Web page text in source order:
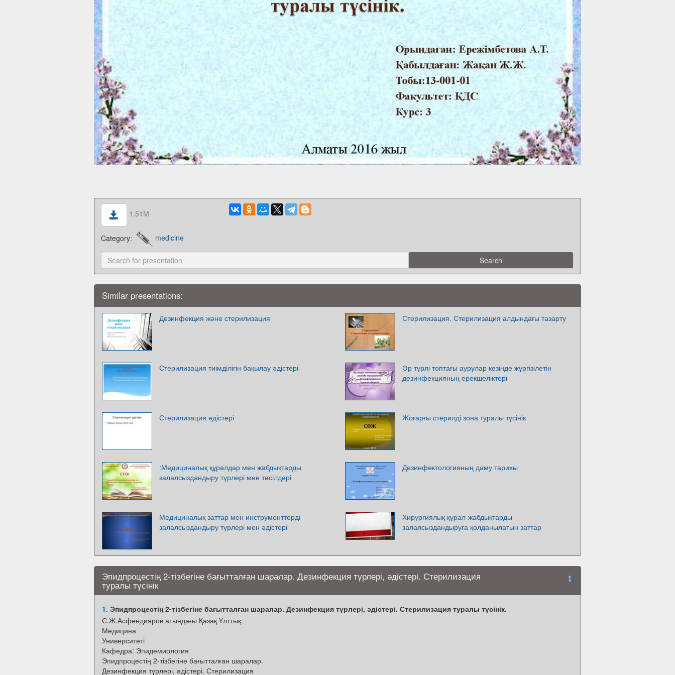
1.51M
Category: medicine
Similar presentations:
Дезинфекция және стерилизация Стерилизация. Стерилизация алдындағы тазарту
Стерилизация тиімділігін бақылау әдістері
Әр түрлі топтағы аурулар кезінде жүргізілетін
дезинфекцияның ерекшеліктері
Стерилизация әдістері Жоғарғы стерилді зона туралы түсінік
:Медициналық құралдар мен жабдықтарды
залалсыздандыру түрлері мен тәсілдері
Дезинфектологияның даму тарихы
Медициналық заттар мен инструменттерді
залалсыздандыру түрлері мен әдістері
Хирургиялық құрал-жабдықтарды
залалсыздандыруға қолданылатын заттар
Эпидпроцестің 2-тізбегіне бағытталған шаралар. Дезинфекция түрлері, әдістері. Стерилизация
туралы түсінік
1. Эпидпроцестің 2-тізбегіне бағытталған шаралар. Дезинфекция түрлері, әдістері. Стерилизация туралы түсінік.
С.Ж.Асфендияров атындағы Қазақ Ұлттық
Медицина
Университеті
Кафедра: Эпидемиология
Эпидпроцестің 2-тізбегіне бағытталған шаралар.
Дезинфекция түрлері, әдістері. Стерилизация